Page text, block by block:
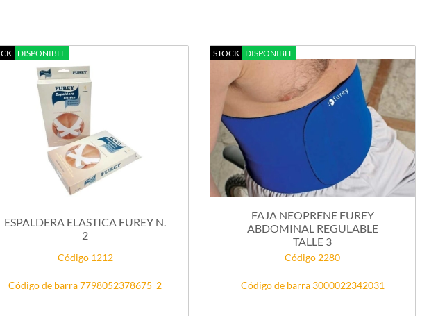
DISPONIBLE
ESPALDERA ELASTICA FUREY N.
2
Código 1212
Código de barra 7798052378675_2
STOCK DISPONIBLE
FAJA NEOPRENE FUREY
ABDOMINAL REGULABLE
TALLE 3
Código 2280
Código de barra 3000022342031